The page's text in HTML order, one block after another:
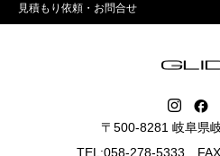
見積もり依頼・お問合せ
〒500-8281 岐阜県
TEL:058-278-5333